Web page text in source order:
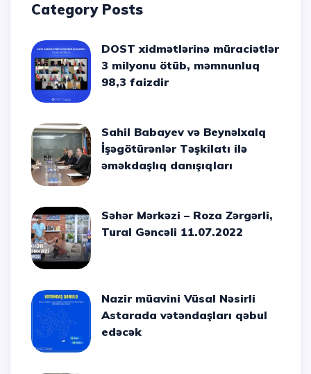
Category Posts
DOST xidmətlərinə müraciətlər
3 milyonu ötüb, məmnunluq
98,3 faizdir
Sahil Babayev və Beynəlxalq
İşəgötürənlər Təşkilatı ilə
əməkdaşlıq danışıqları
Səhər Mərkəzi – Roza Zərgərli,
Tural Gəncəli 11.07.2022
Nazir müavini Vüsal Nəsirli
Astarada vətəndaşları qəbul
edəcək